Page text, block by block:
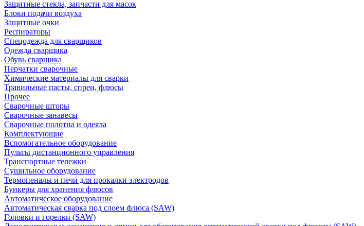
Защитные стекла, запчасти для масок
Блоки подачи воздуха
Защитные очки
Респираторы
Спецодежда для сварщиков
Одежда сварщика
Обувь сварщика
Перчатки сварочные
Химические материалы для сварки
Травильные пасты, спреи, флюсы
Прочее
Сварочные шторы
Сварочные занавесы
Сварочные полотна и одеяла
Комплектующие
Вспомогательное оборудование
Пульты дистанционного управления
Транспортные тележки
Сушильное оборудование
Термопеналы и печи для прокалки электродов
Бункеры для хранения флюсов
Автоматическое оборудование
Автоматическая сварка под слоем флюса (SAW)
Головки и горелки (SAW)